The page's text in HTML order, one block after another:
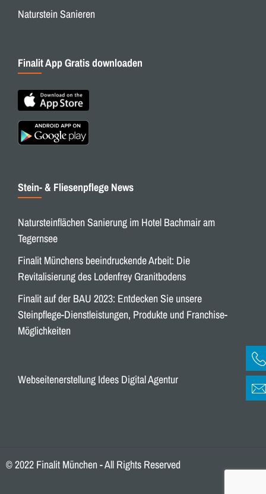
Naturstein Sanieren
Finalit App Gratis downloaden
Stein- & Fliesenpflege News
Natursteinflächen Sanierung im Hotel Bachmair am
Tegernsee
Finalit Münchens beeindruckende Arbeit: Die
Revitalisierung des Lodenfrey Granitbodens
Finalit auf der BAU 2023: Entdecken Sie unsere
Steinpflege-Dienstleistungen, Produkte und Franchise-
Möglichkeiten
Webseitenerstellung Idees Digital Agentur
© 2022 Finalit München - All Rights Reserved